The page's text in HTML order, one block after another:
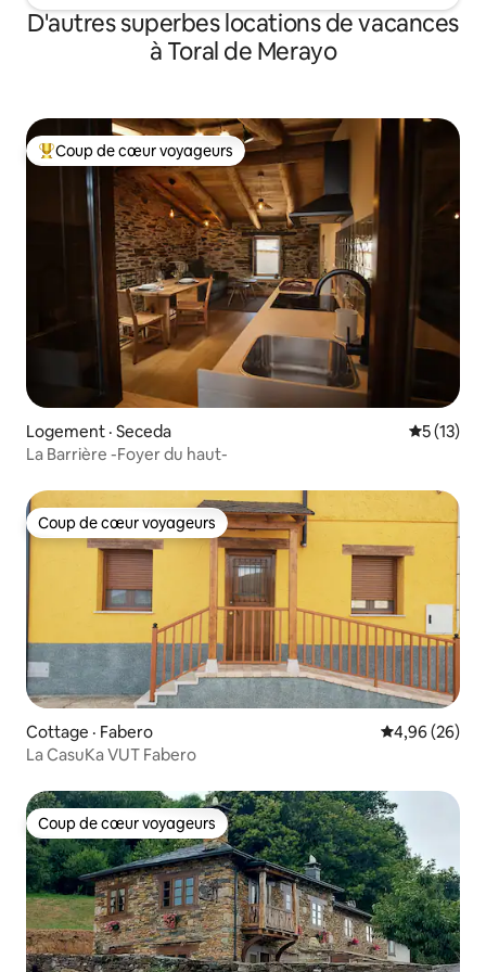
D'autres superbes locations de vacances
à Toral de Merayo
Coup de cœur voyageurs parmi les plus aimés
Coup de cœur voyageurs
Logement · Seceda Note
5 (13)
La Barrière -Foyer du haut-
Coup de cœur voyageurs
Coup de cœur voyageurs
Cottage · Fabero Note
4,96 (26)
La CasuKa VUT Fabero
Coup de cœur voyageurs
Coup de cœur voyageurs